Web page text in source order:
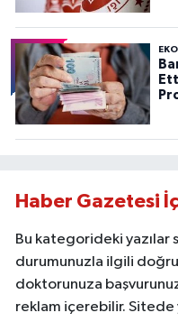
Haber Gazetesi
Bu kategorideki yazılar
durumunuzla ilgili
doktorunuza
reklam içerebilir. Sitede